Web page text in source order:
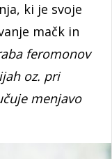
ki je svoje
mačk in
feromonov
oz. pri
menjavo